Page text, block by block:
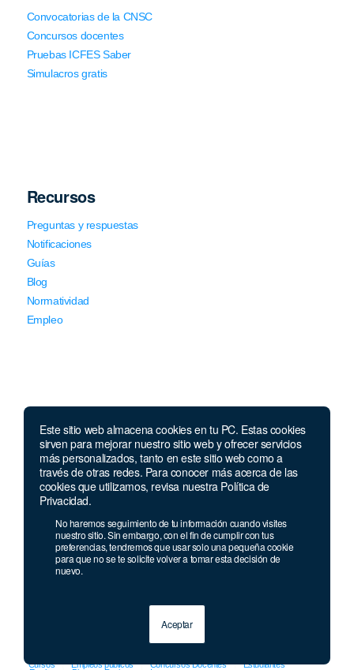
Este sitio web almacena cookies en tu PC. Estas cookies
sirven para mejorar nuestro sitio web y ofrecer servicios
más personalizados, tanto en este sitio web como a
través de otras redes. Para conocer más acerca de las
cookies que utilizamos, revisa nuestra Política de
Privacidad.
No haremos seguimiento de tu información cuando visites
nuestro sitio. Sin embargo, con el fin de cumplir con tus
preferencias, tendremos que usar solo una pequeña cookie
para que no se te solicite volver a tomar esta decisión de
nuevo.
Aceptar
Convocatorias de la CNSC
Concursos docentes
Pruebas ICFES Saber
Simulacros gratis
Recursos
Preguntas y respuestas
Notificaciones
Guías
Blog
Normatividad
Empleo
Llámanos
Lunes a jueves de 7 a.m.
a 5:00 p.m. Viernes de
7 a.m. a 4 p.m. Sábados de 8 a.m. a 2 p.m.
Celular y Whatsapp:333 033 40 39
Bogotá:381 92 69
Cursos
Empleos públicos Concursos Docentes
Estudiantes